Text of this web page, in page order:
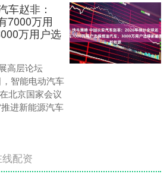
车赵非：
7000万用
万用户选
高层论坛
，智能电动汽车
北京国家会议
进新能源汽车
配资